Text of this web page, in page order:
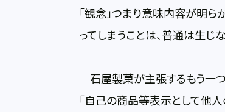
「観念」つまり意味内容が明ら
ってしまうことは、普通は生じ
石屋製菓が主張するもう一つ
「自己の商品等表示として他